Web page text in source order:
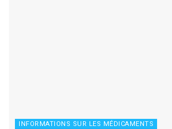
INFORMATIONS SUR LES MÉDICAMENTS